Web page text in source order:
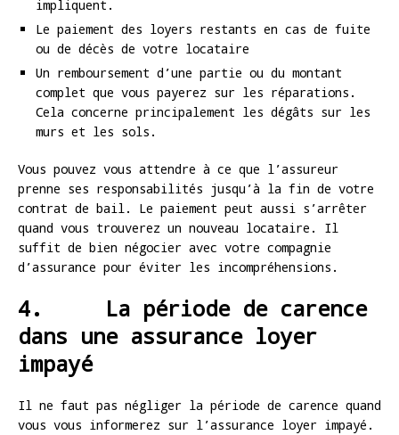
impliquent.
Le paiement des loyers restants en cas de fuite
ou de décès de votre locataire
Un remboursement d’une partie ou du montant
complet que vous payerez sur les réparations.
Cela concerne principalement les dégâts sur les
murs et les sols.
Vous pouvez vous attendre à ce que l’assureur
prenne ses responsabilités jusqu’à la fin de votre
contrat de bail. Le paiement peut aussi s’arrêter
quand vous trouverez un nouveau locataire. Il
suffit de bien négocier avec votre compagnie
d’assurance pour éviter les incompréhensions.
4. La période de carence
dans une assurance loyer
impayé
Il ne faut pas négliger la période de carence quand
vous vous informerez sur l’assurance loyer impayé.